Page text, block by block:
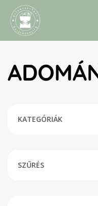
KATEGÓRIÁK
SZŰRÉS